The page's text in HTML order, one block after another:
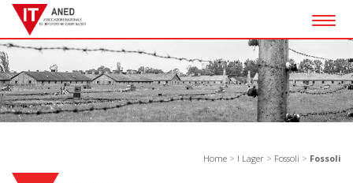
Home > I Lager > Fossoli > Fossoli